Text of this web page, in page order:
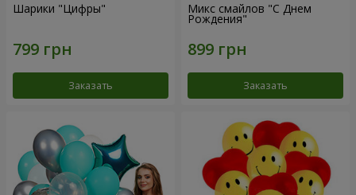
Шарики "Цифры"
Заказать
Микс смайлов "C Днем
Рождения"
Заказать